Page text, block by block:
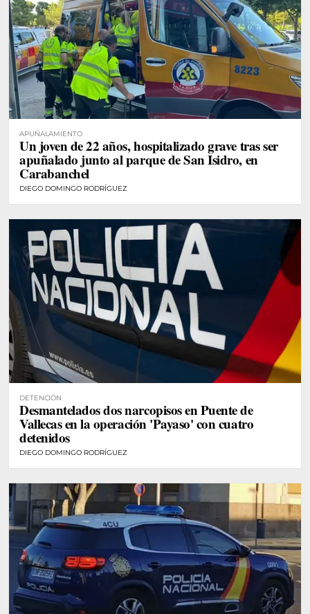
APUÑALAMIENTO
Un joven de 22 años, hospitalizado grave tras ser
apuñalado junto al parque de San Isidro, en
Carabanchel
DIEGO DOMINGO RODRÍGUEZ
DETENCIÓN
Desmantelados dos narcopisos en Puente de
Vallecas en la operación 'Payaso' con cuatro
detenidos
DIEGO DOMINGO RODRÍGUEZ